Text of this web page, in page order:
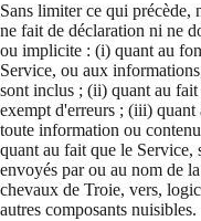
Sans limiter ce qui précède,
ne fait de déclaration ni ne
ou implicite : (i) quant au
Service, ou aux
sont inclus ; (ii) quant au
exempt d'erreurs ; (iii)
toute information ou
quant au fait que le Service,
envoyés par ou au nom de
chevaux de Troie, vers,
autres composants nuisibles.